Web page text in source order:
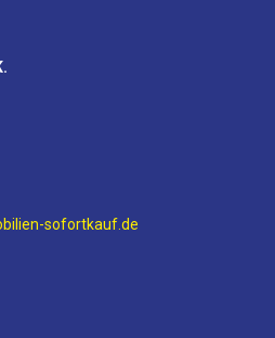
sofortkauf.de